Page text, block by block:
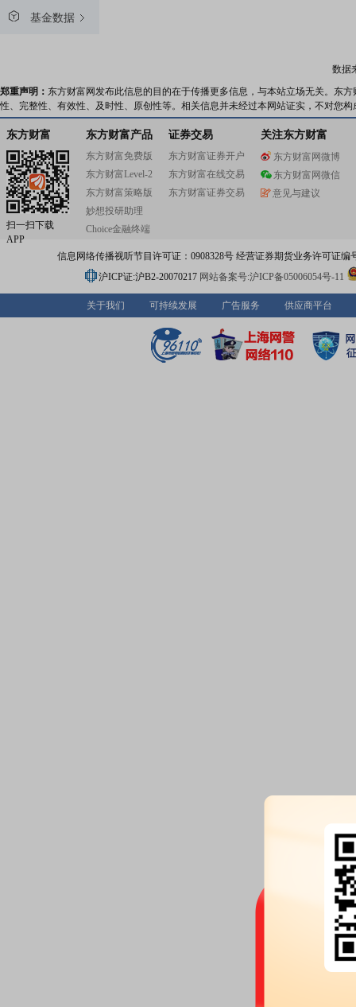
基金数据
数据
郑重声明： 东方财富网发布此信息的目的在于传播更多信息，与本站立场无关。东
性、完整性、有效性、及时性、原创性等。相关信息并未经过本网站证实，不对您
东方财富
扫一扫下载
APP
东方财富产品
东方财富免费版
东方财富Level-2
东方财富策略版
妙想投研助理
Choice金融终端
证券交易
东方财富证券开户
东方财富在线交易
东方财富证券交易
关注东方财富
东方财富网微博
东方财富网微信
意见与建议
信息网络传播视听节目许可证：0908328号 经营证券期货业务许可证编
沪ICP证:沪B2-20070217 网站备案号:沪ICP备05006054号-11
关于我们 可持续发展 广告服务 供应商平台